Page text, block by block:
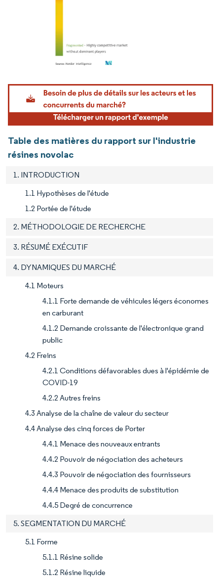
Image © Mordor Intelligence. La réutilisation nécessite une attribution sous CC BY
Table des matières du rapport sur l'industrie
résines novolac
1. INTRODUCTION
1.1 Hypothèses de l'étude
1.2 Portée de l'étude
2. MÉTHODOLOGIE DE RECHERCHE
3. RÉSUMÉ EXÉCUTIF
4. DYNAMIQUES DU MARCHÉ
4.1 Moteurs
4.1.1 Forte demande de véhicules légers économes
en carburant
4.1.2 Demande croissante de l'électronique grand
public
4.2 Freins
4.2.1 Conditions défavorables dues à l'épidémie de
COVID-19
4.2.2 Autres freins
4.3 Analyse de la chaîne de valeur du secteur
4.4 Analyse des cinq forces de Porter
4.4.1 Menace des nouveaux entrants
4.4.2 Pouvoir de négociation des acheteurs
4.4.3 Pouvoir de négociation des fournisseurs
4.4.4 Menace des produits de substitution
4.4.5 Degré de concurrence
5. SEGMENTATION DU MARCHÉ
5.1 Forme
5.1.1 Résine solide
5.1.2 Résine liquide